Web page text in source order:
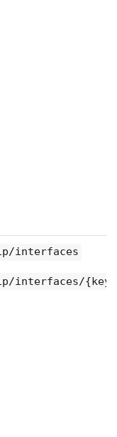
interfaces
interfaces/{key}